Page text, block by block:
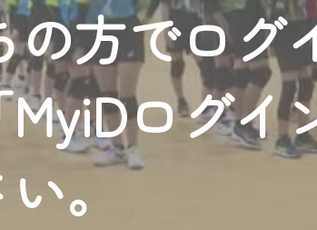
の方でログ
ログイ
。
は、一部コンテンツを除き、
イページ※』へのログインが必要とな
願いいたします。
が必要となります。
の各種サービスをご利用頂くための
スで設定できます。
ドレスでも作成可能です）
規登録はこちら